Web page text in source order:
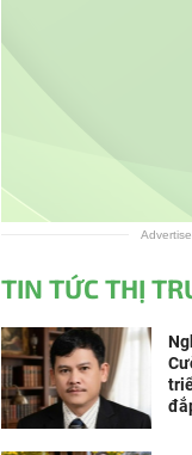
TIN TỨC THỊ